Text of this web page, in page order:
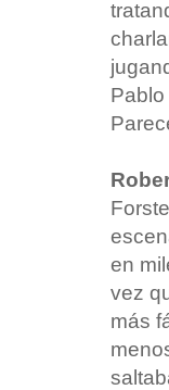
en
vez
más